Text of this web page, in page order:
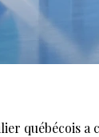
québécois a